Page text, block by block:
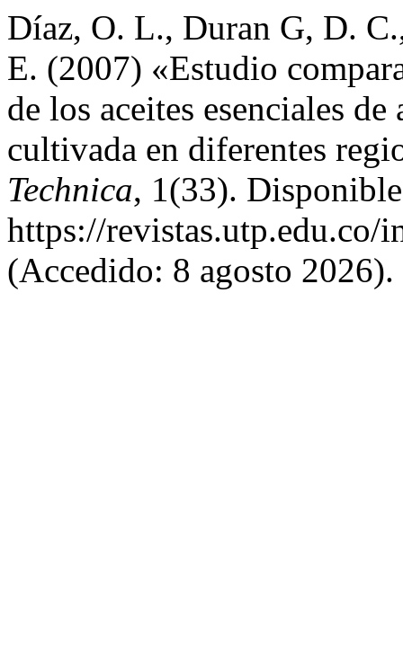
Díaz, O. L., Duran G, D.
E. (2007) «Estudio
de los aceites esenciales
cultivada en diferentes
Technica, 1(33).
https://revistas.utp.edu.co/
(Accedido: 8 agosto 2026).